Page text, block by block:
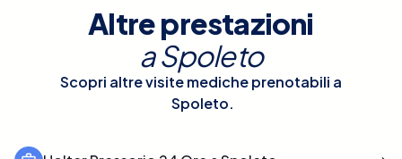
Altre prestazioni
aSpoleto
Scopri altre visite mediche prenotabili a
Spoleto.